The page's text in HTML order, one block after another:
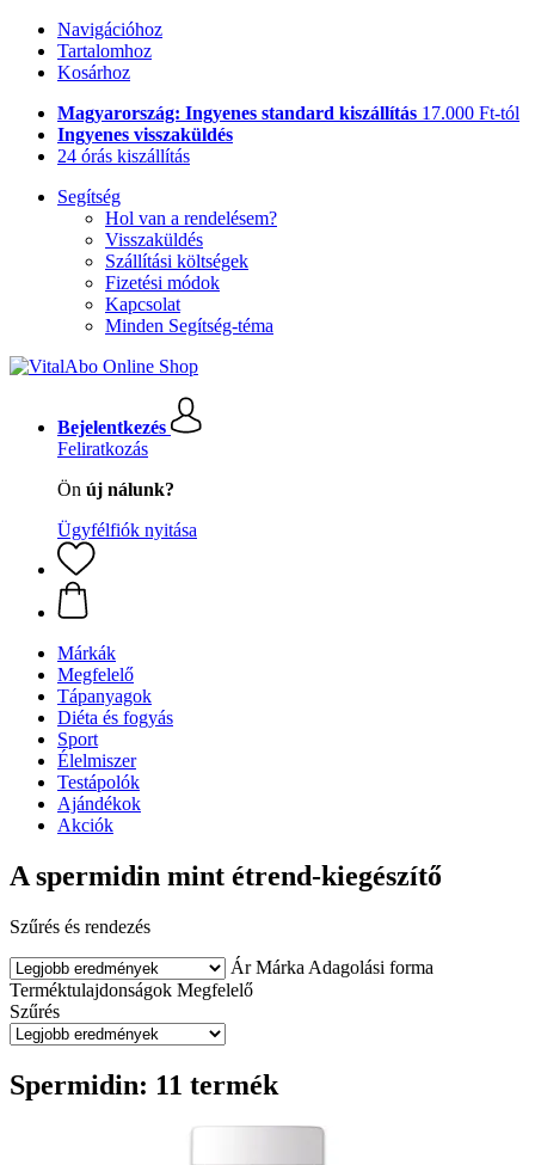
Navigációhoz
Tartalomhoz
Kosárhoz
Magyarország: Ingyenes standard kiszállítás 17.000 Ft-tól
Ingyenes visszaküldés
24 órás kiszállítás
Segítség
Hol van a rendelésem?
Visszaküldés
Szállítási költségek
Fizetési módok
Kapcsolat
Minden Segítség-téma
Bejelentkezés
Feliratkozás
Ön új nálunk?
Ügyfélfiók nyitása
Márkák
Megfelelő
Tápanyagok
Diéta és fogyás
Sport
Élelmiszer
Testápolók
Ajándékok
Akciók
A spermidin mint étrend-kiegészítő
Szűrés és rendezés
Ár Márka Adagolási forma
Terméktulajdonságok Megfelelő
Szűrés
Spermidin: 11 termék